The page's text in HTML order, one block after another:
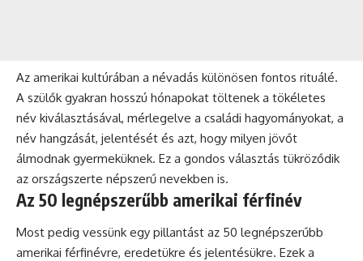
Az amerikai kultúrában a névadás különösen fontos rituálé.
A szülők gyakran hosszú hónapokat töltenek a tökéletes
név kiválasztásával, mérlegelve a családi hagyományokat, a
név hangzását, jelentését és azt, hogy milyen jövőt
álmodnak gyermeküknek. Ez a gondos választás tükröződik
az országszerte népszerű nevekben is.
Az 50 legnépszerűbb amerikai férfinév
Most pedig vessünk egy pillantást az 50 legnépszerűbb
amerikai férfinévre, eredetükre és jelentésükre. Ezek a